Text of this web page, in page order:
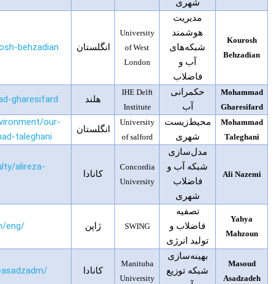
شهری
Kourosh
Behzadian
مدیریت
هوشمند
شبکه‌های
آب و
فاضلاب
University
of West
London
انگلستان behzadian
Mohammad
Gharesifard
حکمرانی
آب
IHE Delft
Institute
هلند gharesifard
Mohammad
Taleghani
محیط‌زیست
شهری
University
of salford
انگلستان
our-
taleghani
Ali Nazemi
مدل‌سازی
شبکه آب و
فاضلاب
شهری
Concordia
University
کانادا alireza-
Yahya
Mahzoun
تصفیه
فاضلاب و
تولید انرژی
SWING ژاپن eng/
Masoud
Asadzadeh
بهینه‌سازی
شبکه توزیع
Manituba
University
کانادا